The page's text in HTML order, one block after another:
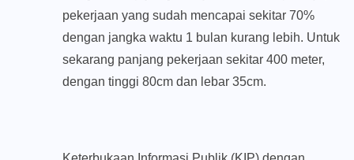
pekerjaan yang sudah mencapai sekitar 70%
dengan jangka waktu 1 bulan kurang lebih. Untuk
sekarang panjang pekerjaan sekitar 400 meter,
dengan tinggi 80cm dan lebar 35cm.